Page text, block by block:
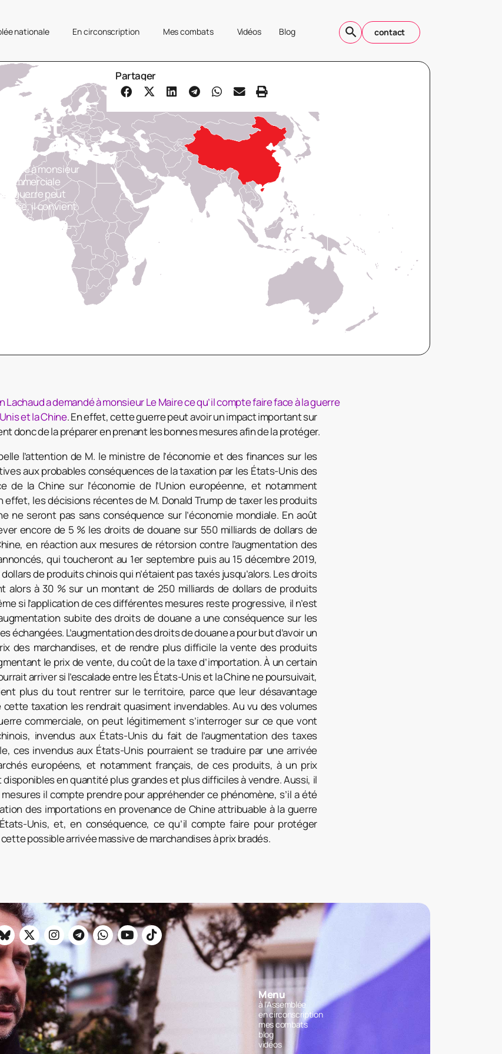
nationale En circonscription Mes combats Vidéos Blog contact
et
à monsieur
commerciale
guerre peut
il convient
Partager
Lachaud a demandé à monsieur Le Maire ce qu’il compte faire face à la guerre
et la Chine. En effet, cette guerre peut avoir un impact important sur
donc de la préparer en prenant les bonnes mesures afin de la protéger.
l’attention de M. le ministre de l’économie et des finances sur les
aux probables conséquences de la taxation par les États-Unis des
de la Chine sur l’économie de l’Union européenne, et notamment
effet, les décisions récentes de M. Donald Trump de taxer les produits
ne seront pas sans conséquence sur l’économie mondiale. En août
encore de 5 % les droits de douane sur 550 milliards de dollars de
en réaction aux mesures de rétorsion contre l’augmentation des
qui toucheront au 1er septembre puis au 15 décembre 2019,
de produits chinois qui n’étaient pas taxés jusqu’alors. Les droits
alors à 30 % sur un montant de 250 milliards de dollars de produits
si l’application de ces différentes mesures reste progressive, il n’est
subite des droits de douane a une conséquence sur les
échangées. L’augmentation des droits de douane a pour but d’avoir un
des marchandises, et de rendre plus difficile la vente des produits
le prix de vente, du coût de la taxe d’importation. À un certain
arriver si l’escalade entre les États-Unis et la Chine ne poursuivait,
plus du tout rentrer sur le territoire, parce que leur désavantage
taxation les rendrait quasiment invendables. Au vu des volumes
commerciale, on peut légitimement s’interroger sur ce que vont
invendus aux États-Unis du fait de l’augmentation des taxes
ces invendus aux États-Unis pourraient se traduire par une arrivée
européens, et notamment français, de ces produits, à un prix
disponibles en quantité plus grandes et plus difficiles à vendre. Aussi, il
il compte prendre pour appréhender ce phénomène, s’il a été
des importations en provenance de Chine attribuable à la guerre
Unis, et, en conséquence, ce qu’il compte faire pour protéger
possible arrivée massive de marchandises à prix bradés.
Menu
à l'Assemblée
en circonscription
mes combats
blog
vidéos